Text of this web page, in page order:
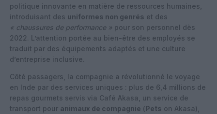
politique innovante en matière de ressources humaines,
introduisant des uniformes non genrés et des
« chaussures de performance » pour son personnel dès
2022. L’attention portée au bien-être des employés se
traduit par des équipements adaptés et une culture
d’entreprise inclusive.
Côté passagers, la compagnie a révolutionné le voyage
en Inde par des services uniques : plus de 6,4 millions de
repas gourmets servis via Café Akasa, un service de
transport pour animaux de compagnie (Pets on Akasa),